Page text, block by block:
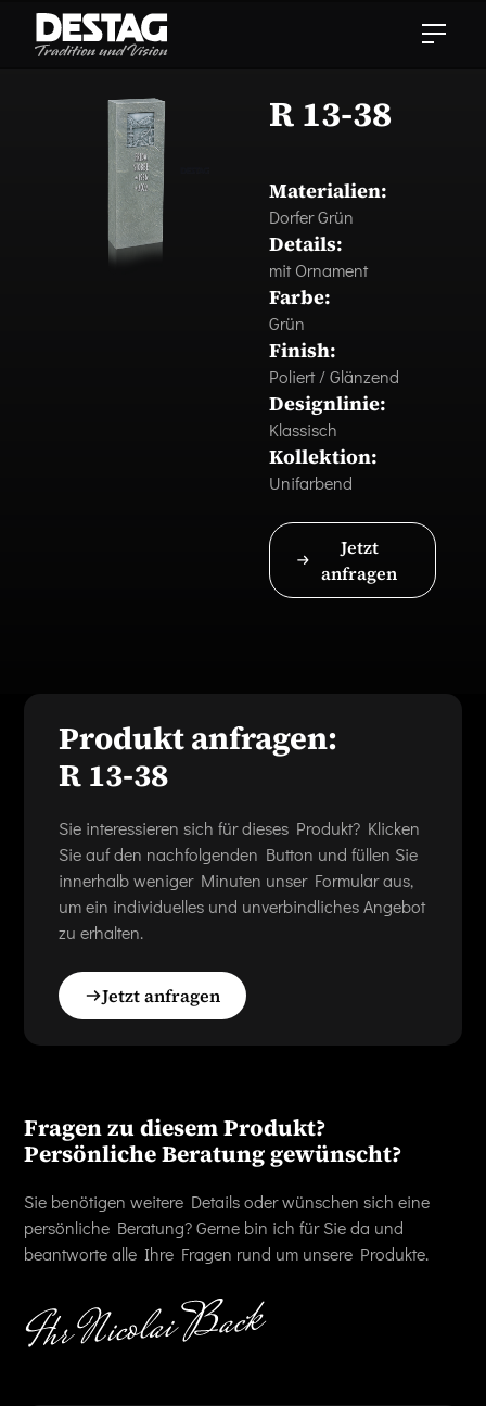
R 13-38
Materialien:
Dorfer Grün
Details:
mit Ornament
Farbe:
Grün
Finish:
Poliert / Glänzend
Designlinie:
Klassisch
Kollektion:
Unifarbend
Jetzt
anfragen
Produkt anfragen:
R 13-38
Sie interessieren sich für dieses Produkt? Klicken
Sie auf den nachfolgenden Button und füllen Sie
innerhalb weniger Minuten unser Formular aus,
um ein individuelles und unverbindliches Angebot
zu erhalten.
Jetzt anfragen
Fragen zu diesem Produkt?
Persönliche Beratung gewünscht?
Sie benötigen weitere Details oder wünschen sich eine
persönliche Beratung? Gerne bin ich für Sie da und
beantworte alle Ihre Fragen rund um unsere Produkte.